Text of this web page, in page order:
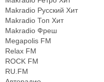
Makradio Русский Хит
Makradio Топ Хит
Makradio Фреш
Megapolis FM
Relax FM
ROCK FM
RU.FM